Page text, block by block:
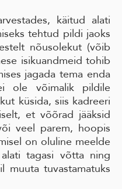
käitud alati
tehtud pildi jaoks
nõusolekut (võib
isikuandmeid tohib
jagada tema enda
ole võimalik pildile
küsida, siis kadreeri
et võõrad jääksid
veel parem, hoopis
on oluline meelde
tagasi võtta ning
muuta tuvastamatuks